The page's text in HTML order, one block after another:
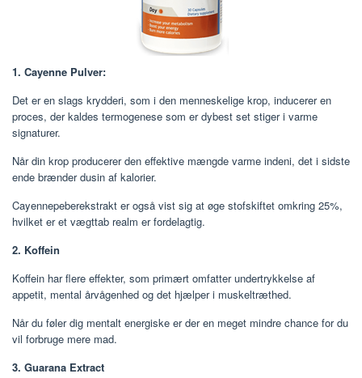
1. Cayenne Pulver:
Det er en slags krydderi, som i den menneskelige krop, inducerer en
proces, der kaldes termogenese som er dybest set stiger i varme
signaturer.
Når din krop producerer den effektive mængde varme indeni, det i sidste
ende brænder dusin af kalorier.
Cayennepeberekstrakt er også vist sig at øge stofskiftet omkring 25%,
hvilket er et vægttab realm er fordelagtig.
2. Koffein
Koffein har flere effekter, som primært omfatter undertrykkelse af
appetit, mental årvågenhed og det hjælper i muskeltræthed.
Når du føler dig mentalt energiske er der en meget mindre chance for du
vil forbruge mere mad.
3. Guarana Extract